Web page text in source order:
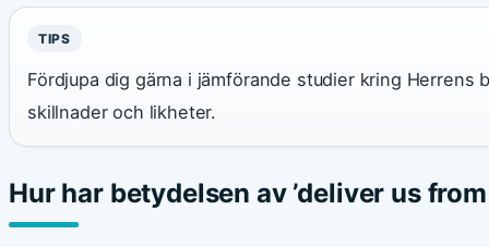
TIPS
Fördjupa dig gärna i jämförande studier kring
skillnader och likheter.
Hur har betydelsen av ’deliver us